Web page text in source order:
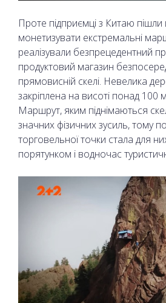
Проте підприємці з Китаю пішли
монетизувати екстремальні
реалізували безпрецедентний
продуктовий магазин
прямовисній скелі. Невелика
закріплена на висоті понад 100
Маршрут, яким піднімаються
значних фізичних зусиль, тому
торговельної точки стала для
порятунком і водночас